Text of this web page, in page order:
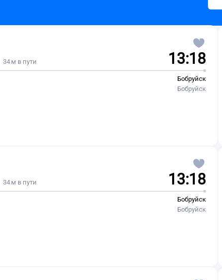
34 м в пути 13:18
Бобруйск
Бобруйск
34 м в пути 13:18
Бобруйск
Бобруйск